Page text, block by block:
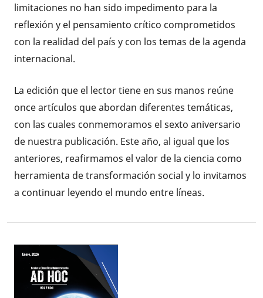
limitaciones no han sido impedimento para la
reflexión y el pensamiento crítico comprometidos
con la realidad del país y con los temas de la agenda
internacional.
La edición que el lector tiene en sus manos reúne
once artículos que abordan diferentes temáticas,
con las cuales conmemoramos el sexto aniversario
de nuestra publicación. Este año, al igual que los
anteriores, reafirmamos el valor de la ciencia como
herramienta de transformación social y lo invitamos
a continuar leyendo el mundo entre líneas.